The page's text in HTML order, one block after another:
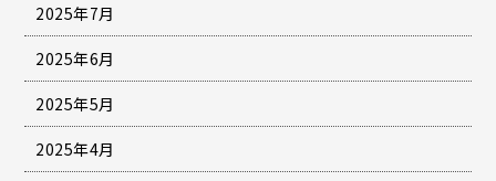
2025年7月
2025年6月
2025年5月
2025年4月